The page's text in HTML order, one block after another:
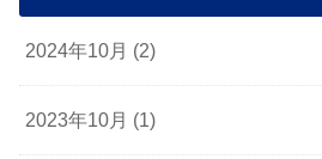
2024年10月 (2)
2023年10月 (1)